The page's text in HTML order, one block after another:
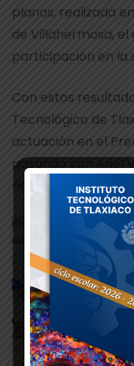
planos, realizada
de Villahermosa,
participación en la
Con estos
Tecnológico de
actuación en el
pasando con Ariel
nacional en la